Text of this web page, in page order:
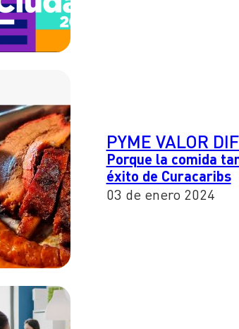
PYME VALOR
Porque la comida
éxito de Curacaribs
03 de enero 2024